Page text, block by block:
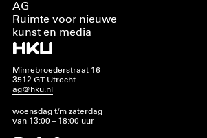
AG
Ruimte voor nieuwe
kunst en media
Minrebroederstraat 16
3512 GT Utrecht
ag@hku.nl
woensdag t/m zaterdag
van 13:00 – 18:00 uur